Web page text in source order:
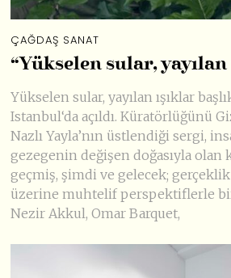
ÇAĞDAŞ SANAT
“Yükselen sular, yayılan
Yükselen sular, yayılan ışıklar
Istanbul‘da açıldı. Küratörlüğünü
Nazlı Yayla’nın üstlendiği sergi,
gezegenin değişen doğasıyla olan
geçmiş, şimdi ve gelecek;
üzerine muhtelif perspektiflerle
Nezir Akkul, Omar Barquet,